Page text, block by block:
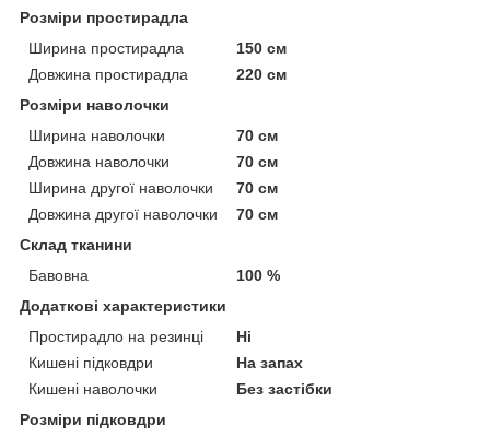
Розміри простирадла
Ширина простирадла
150 см
Довжина простирадла
220 см
Розміри наволочки
Ширина наволочки
70 см
Довжина наволочки
70 см
Ширина другої наволочки
70 см
Довжина другої наволочки
70 см
Склад тканини
Бавовна
100 %
Додаткові характеристики
Простирадло на резинці
Ні
Кишені підковдри
На запах
Кишені наволочки
Без застібки
Розміри підковдри